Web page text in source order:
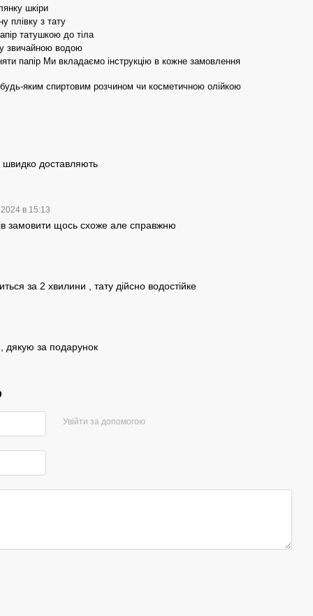
шкіри
плівку з тату
татушкою до тіла
звичайною водою
папір Ми вкладаємо інструкцію в кожне замовлення
яким спиртовим розчином чи косметичною олійкою
доставляють
в 15:13
замовити щось схоже але справжню
за 2 хвилини , тату дійсно водостійке
дякую за подарунок
Увійти за допомогою